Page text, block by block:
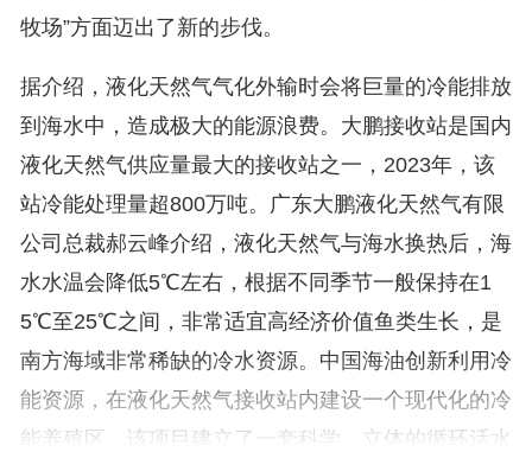
牧场”方面迈出了新的步伐。
据介绍，液化天然气气化外输时会将巨量的冷能排放
到海水中，造成极大的能源浪费。大鹏接收站是国内
液化天然气供应量最大的接收站之一，2023年，该
站冷能处理量超800万吨。广东大鹏液化天然气有限
公司总裁郝云峰介绍，液化天然气与海水换热后，海
水水温会降低5℃左右，根据不同季节一般保持在1
5℃至25℃之间，非常适宜高经济价值鱼类生长，是
南方海域非常稀缺的冷水资源。中国海油创新利用冷
能资源，在液化天然气接收站内建设一个现代化的冷
能养殖区。该项目建立了一套科学、立体的循环活水